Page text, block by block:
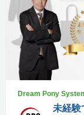
Dream Pony
未経験